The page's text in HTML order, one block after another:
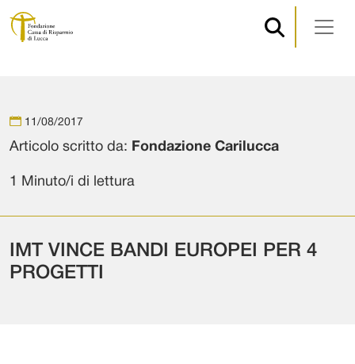
Navigazione principale
11/08/2017
Articolo scritto da: Fondazione Carilucca
1 Minuto/i di lettura
IMT VINCE BANDI EUROPEI PER 4
PROGETTI